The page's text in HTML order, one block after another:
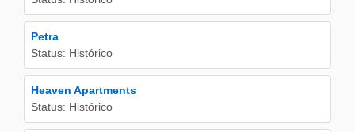
Petra
Status: Histórico
Heaven Apartments
Status: Histórico